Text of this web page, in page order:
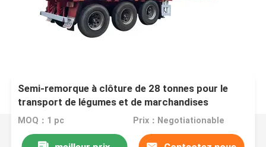
Semi-remorque à clôture de 28 tonnes pour le
transport de légumes et de marchandises
MOQ：1 pc Prix：Negotiationable